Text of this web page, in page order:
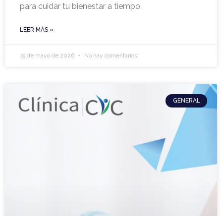
para cuidar tu bienestar a tiempo.
LEER MÁS »
19 de mayo de 2026 No hay comentarios
GENERAL